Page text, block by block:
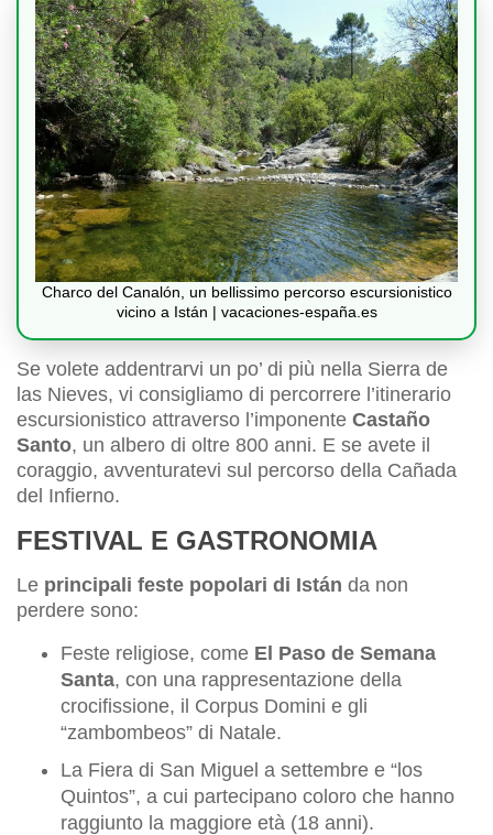
Charco del Canalón, un bellissimo percorso escursionistico
vicino a Istán | vacaciones-españa.es
Se volete addentrarvi un po’ di più nella Sierra de
las Nieves, vi consigliamo di percorrere l’itinerario
escursionistico attraverso l’imponente Castaño
Santo, un albero di oltre 800 anni. E se avete il
coraggio, avventuratevi sul percorso della Cañada
del Infierno.
FESTIVAL E GASTRONOMIA
Le principali feste popolari di Istán da non
perdere sono:
Feste religiose, come El Paso de Semana
Santa, con una rappresentazione della
crocifissione, il Corpus Domini e gli
“zambombeos” di Natale.
La Fiera di San Miguel a settembre e “los
Quintos”, a cui partecipano coloro che hanno
raggiunto la maggiore età (18 anni).